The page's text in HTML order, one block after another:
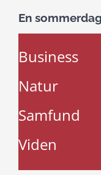
En
Business
Natur
Samfund
Viden